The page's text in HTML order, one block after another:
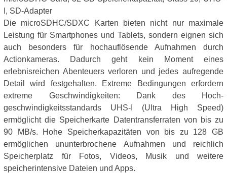
I, SD-Adapter
Die microSDHC/SDXC Karten bieten nicht nur maximale
Leistung für Smartphones und Tablets, sondern eignen sich
auch besonders für hochauflösende Aufnahmen durch
Actionkameras. Dadurch geht kein Moment eines
erlebnisreichen Abenteuers verloren und jedes aufregende
Detail wird festgehalten. Extreme Bedingungen erfordern
extreme Geschwindigkeiten: Dank des Hoch-
geschwindigkeitsstandards UHS-I (Ultra High Speed)
ermöglicht die Speicherkarte Datentransferraten von bis zu
90 MB/s. Hohe Speicherkapazitäten von bis zu 128 GB
ermöglichen ununterbrochene Aufnahmen und reichlich
Speicherplatz für Fotos, Videos, Musik und weitere
speicherintensive Dateien und Apps.